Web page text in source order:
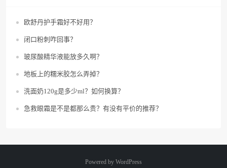
欧舒丹护手霜好不好用？
闭口粉刺咋回事？
玻尿酸精华液能放多久啊？
地板上的糯米胶怎么弄掉？
洗面奶120g是多少ml？如何换算？
急救眼霜是不是都那么贵？有没有平价的推荐？
Powered by WordPress